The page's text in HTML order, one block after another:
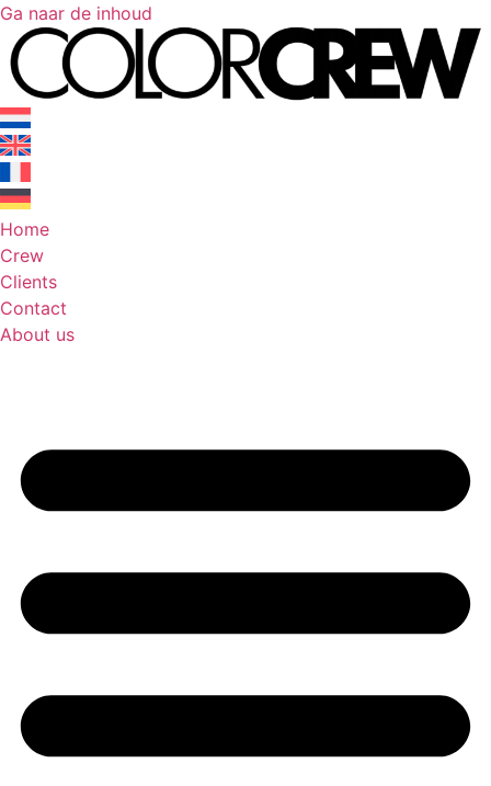
Ga naar de inhoud
Home
Crew
Clients
Contact
About us